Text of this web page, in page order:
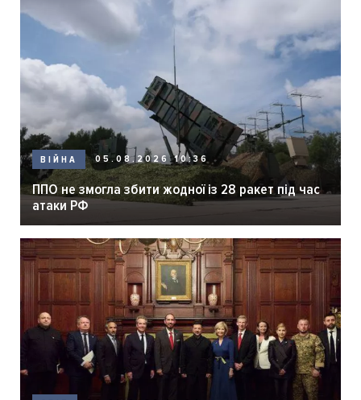
ВІЙНА 05.08.2026 10:36
ППО не змогла збити жодної із 28 ракет під час
атаки РФ